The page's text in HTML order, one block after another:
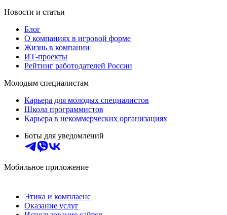
Новости и статьи
Блог
О компаниях в игровой форме
Жизнь в компании
ИТ-проекты
Рейтинг работодателей России
Молодым специалистам
Карьера для молодых специалистов
Школа программистов
Карьера в некоммерческих организациях
Боты для уведомлений
Мобильное приложение
Этика и комплаенс
Оказание услуг